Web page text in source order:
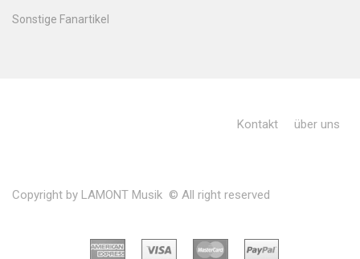
Sonstige Fanartikel
Kontakt über uns
Copyright by LAMONT Musik © All right reserved